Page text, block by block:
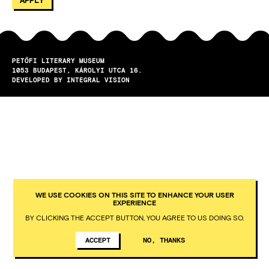
PETŐFI LITERARY MUSEUM
1053
BUDAPEST
KÁROLYI UTCA 16.
DEVELOPED BY INTEGRAL VISION
WE USE COOKIES ON THIS SITE TO ENHANCE YOUR USER
EXPERIENCE
BY CLICKING THE ACCEPT BUTTON, YOU AGREE TO US DOING SO.
ACCEPT NO, THANKS